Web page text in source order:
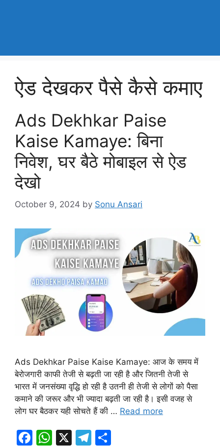
ऐड देखकर पैसे कैसे कमाए
Ads Dekhkar Paise
Kaise Kamaye: बिना
निवेश, घर बैठे मोबाइल से ऐड
देखो
October 9, 2024 by Sonu Ansari
Ads Dekhkar Paise Kaise Kamaye: आज के समय में
बेरोजगारी काफी तेजी से बढ़ती जा रही है और जितनी तेजी से
भारत में जनसंख्या वृद्धि हो रही है उतनी ही तेजी से लोगों को पैसा
कमाने की जरूर और भी ज्यादा बढ़ती जा रही है। इसी वजह से
लोग घर बैठकर यही सोचते हैं की … Read more
F
W X
T